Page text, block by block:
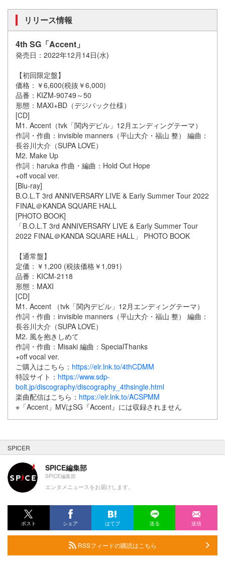
リリース情報
4th SG「Accent」
発売日：2022年12月14日(水)
【初回限定盤】
価格：￥6,600(税抜￥6,000)
品番：KIZM-90749～50
形態：MAXI+BD（デジパック仕様）
[CD]
M1. Accent（tvk「関内デビル」12月エンディングテーマ）
作詞・作曲：invisible manners（平山大介・福山 整） 編曲：
長谷川大介（SUPA LOVE）
M2. Make Up
作詞：haruka 作曲・編曲：Hold Out Hope
+off vocal ver.
[Blu-ray]
B.O.L.T 3rd ANNIVERSARY LIVE & Early Summer Tour 2022
FINAL＠KANDA SQUARE HALL
[PHOTO BOOK]
「B.O.L.T 3rd ANNIVERSARY LIVE & Early Summer Tour
2022 FINAL＠KANDA SQUARE HALL」 PHOTO BOOK
【通常盤】
定価：￥1,200 (税抜価格￥1,091)
品番：KICM-2118
形態：MAXI
[CD]
M1. Accent （tvk「関内デビル」12月エンディングテーマ）
作詞・作曲：invisible manners（平山大介・福山 整） 編曲：
長谷川大介（SUPA LOVE）
M2. 風を抱きしめて
作詞・作曲：Misaki 編曲：SpecialThanks
+off vocal ver.
ご購入はこちら： https://elr.lnk.to/4thCDMM
特設サイト： https://www.sdp-
bolt.jp/discography/discography_4thsingle.html
楽曲配信はこちら： https://elr.lnk.to/ACSPMM
※「Accent」MVはSG『Accent』には収録されません
SPICER
SPICE編集部
SPICE編集部
エンタメニュースをお届けします。
ポスト シェア はてブ 送る 送信
RSSフィードの購読はこちら